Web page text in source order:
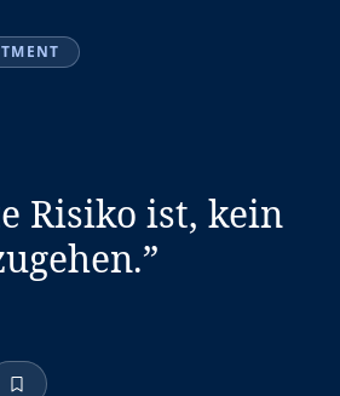
Risiko ist, kein
”